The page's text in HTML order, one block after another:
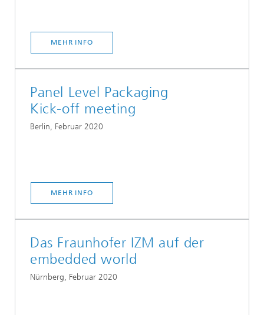
MEHR INFO
Panel Level Packaging
Kick-off meeting
Berlin, Februar 2020
MEHR INFO
Das Fraunhofer IZM auf der
embedded world
Nürnberg, Februar 2020